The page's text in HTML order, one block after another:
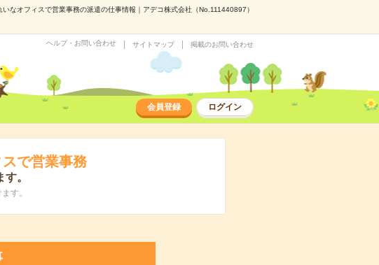
なオフィスで営業事務の派遣の仕事情報｜アデコ株式会社（No.111440897）
ヘルプ・お問い合わせ サイトマップ 掲載のお問い合わせ
会員登録 ログイン
で営業事務
。
す。